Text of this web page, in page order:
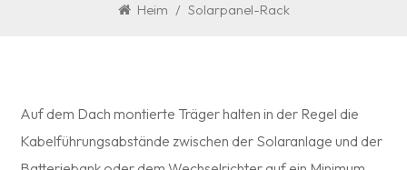
Heim / Solarpanel-Rack
Auf dem Dach montierte Träger halten in der Regel die
Kabelführungsabstände zwischen der Solaranlage und der